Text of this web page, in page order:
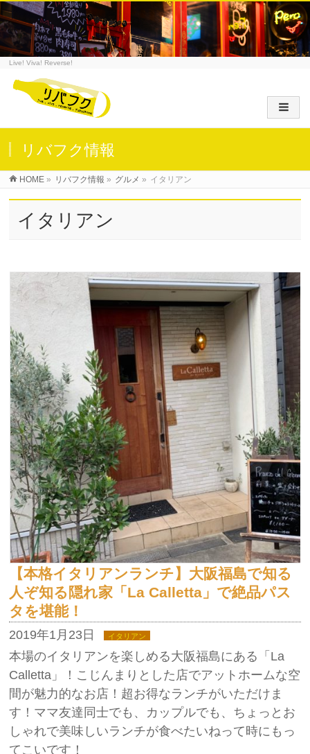
Live! Viva! Reverse!
リバフク情報
HOME » リバフク情報 » グルメ » イタリアン
イタリアン
【本格イタリアンランチ】大阪福島で知る
人ぞ知る隠れ家「La Calletta」で絶品パス
タを堪能！
2019年1月23日 イタリアン
本場のイタリアンを楽しめる大阪福島にある「La
Calletta」！こじんまりとした店でアットホームな空
間が魅力的なお店！超お得なランチがいただけま
す！ママ友達同士でも、カップルでも、ちょっとお
しゃれで美味しいランチが食べたいねって時にもっ
てこいです！